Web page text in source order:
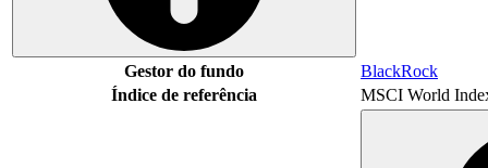
Gestor do fundo
BlackRock
Índice de referência
MSCI World